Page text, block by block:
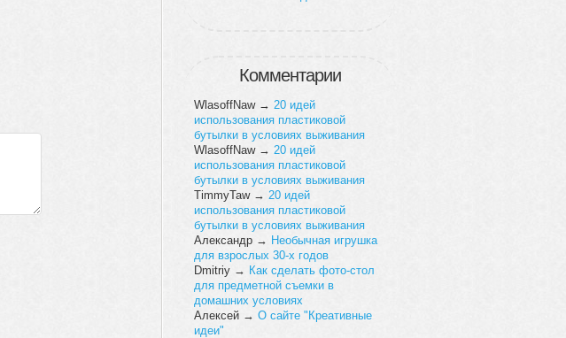
Комментарии
WlasoffNaw→ 20 идей
использования пластиковой
бутылки в условиях выживания
WlasoffNaw→ 20 идей
использования пластиковой
бутылки в условиях выживания
TimmyTaw→ 20 идей
использования пластиковой
бутылки в условиях выживания
Александр → Необычная игрушка
для взрослых 30-х годов
Dmitriy → Как сделать фото-стол
для предметной съемки в
домашних условиях
Алексей → О сайте "Креативные
идеи"